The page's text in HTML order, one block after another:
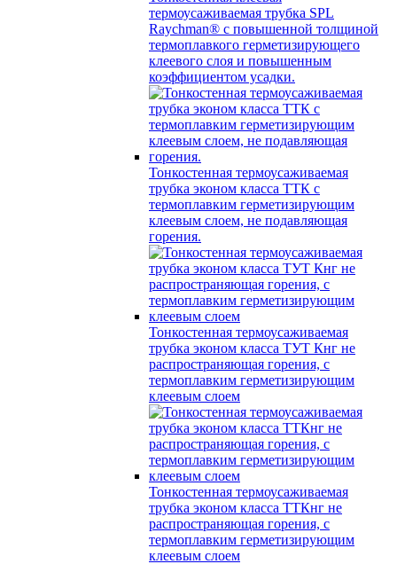
термоусаживаемая трубка SPL
Raychman® с повышенной толщиной
термоплавкого герметизирующего
клеевого слоя и повышенным
коэффициентом усадки.
Тонкостенная термоусаживаемая
трубка эконом класса ТТК с
термоплавким герметизирующим
клеевым слоем, не подавляющая
горения.
Тонкостенная термоусаживаемая
трубка эконом класса ТУТ Кнг не
распространяющая горения, с
термоплавким герметизирующим
клеевым слоем
Тонкостенная термоусаживаемая
трубка эконом класса ТТКнг не
распространяющая горения, с
термоплавким герметизирующим
клеевым слоем